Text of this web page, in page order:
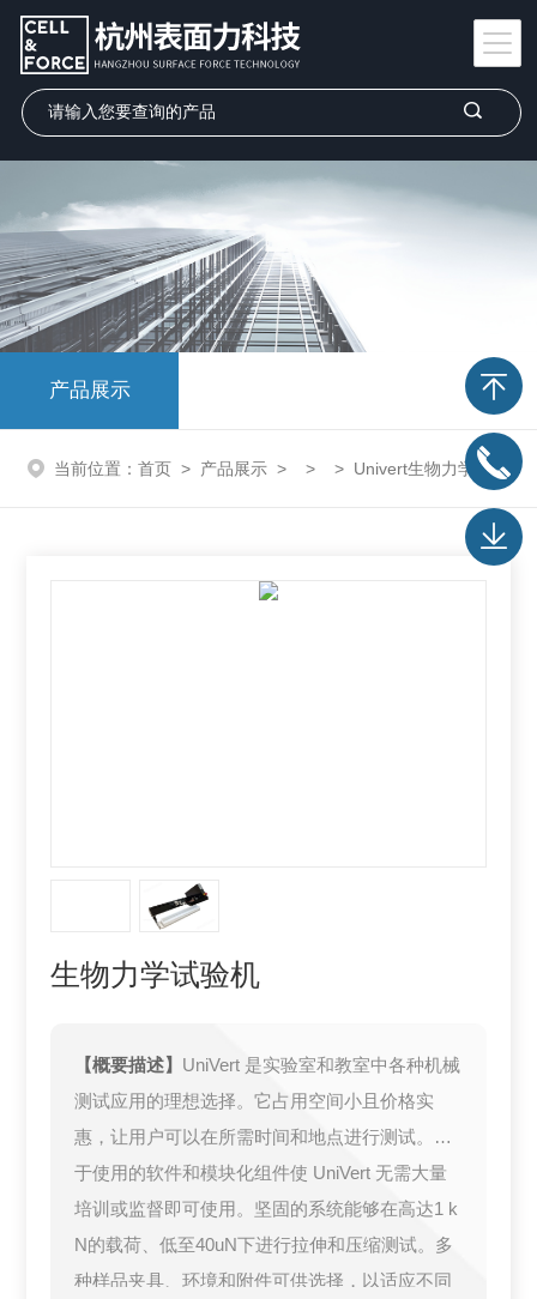
产品展示
当前位置： 首页 > 产品展示 > > > Univert生物力学试验机
生物力学试验机
【概要描述】 UniVert 是实验室和教室中各种机械
测试应用的理想选择。它占用空间小且价格实
惠，让用户可以在所需时间和地点进行测试。易
于使用的软件和模块化组件使 UniVert 无需大量
培训或监督即可使用。坚固的系统能够在高达1 k
N的载荷、低至40uN下进行拉伸和压缩测试。多
种样品夹具、环境和附件可供选择，以适应不同